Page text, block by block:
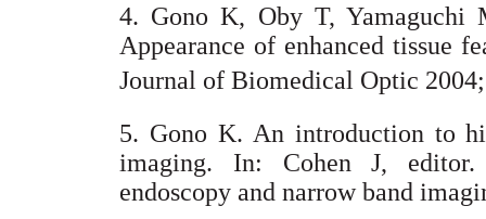
4. Gono K, Oby T, Yamaguchi
Appearance of enhanced tissue
Journal of Biomedical Optic
5. Gono K. An introduction to
imaging. In: Cohen J, editor.
endoscopy and narrow band